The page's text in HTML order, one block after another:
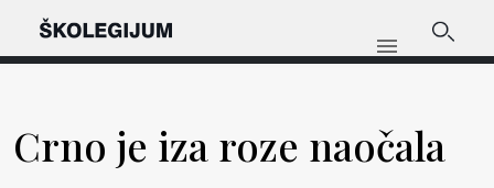
Crno je iza roze naočala